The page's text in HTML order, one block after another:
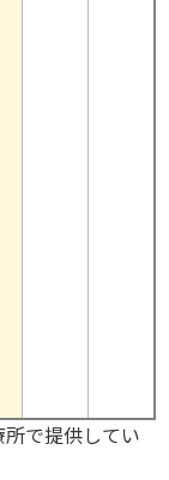
で提供してい